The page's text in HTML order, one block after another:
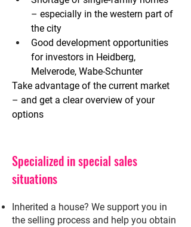
– especially in the western part of
the city
Good development opportunities
for investors in Heidberg,
Melverode, Wabe-Schunter
Take advantage of the current market
– and get a clear overview of your
options
Specialized in special sales
situations
Inherited a house? We support you in
the selling process and help you obtain